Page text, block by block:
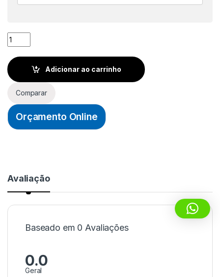
DESEMPENADEIRA DE AÇO COM BASE DE BORRACHA P/
Adicionar ao carrinho
Comparar
Orçamento Online
Avaliação
Baseado em 0 Avaliações
0.0
Geral